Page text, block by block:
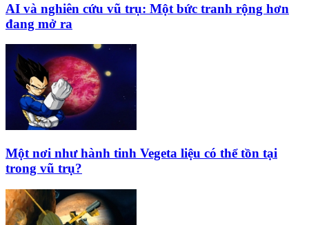
AI và nghiên cứu vũ trụ: Một bức tranh rộng hơn
đang mở ra
Một nơi như hành tinh Vegeta liệu có thể tồn tại
trong vũ trụ?